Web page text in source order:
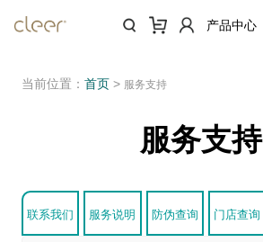
产品中心
当前位置： 首页 > 服务支持
服务支持
联系我们 服务说明 防伪查询 门店查询